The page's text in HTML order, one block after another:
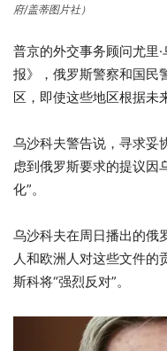
府/盖蒂图片社）
普京的外交事务顾问尤里
报》，俄罗斯警察和国民
区，即使这些地区根据未
乌沙科夫警告说，寻求妥
虑到俄罗斯要求的提议因
化”。
乌沙科夫在周日播出的俄
人和欧洲人对这些文件的
斯科将“强烈反对”。